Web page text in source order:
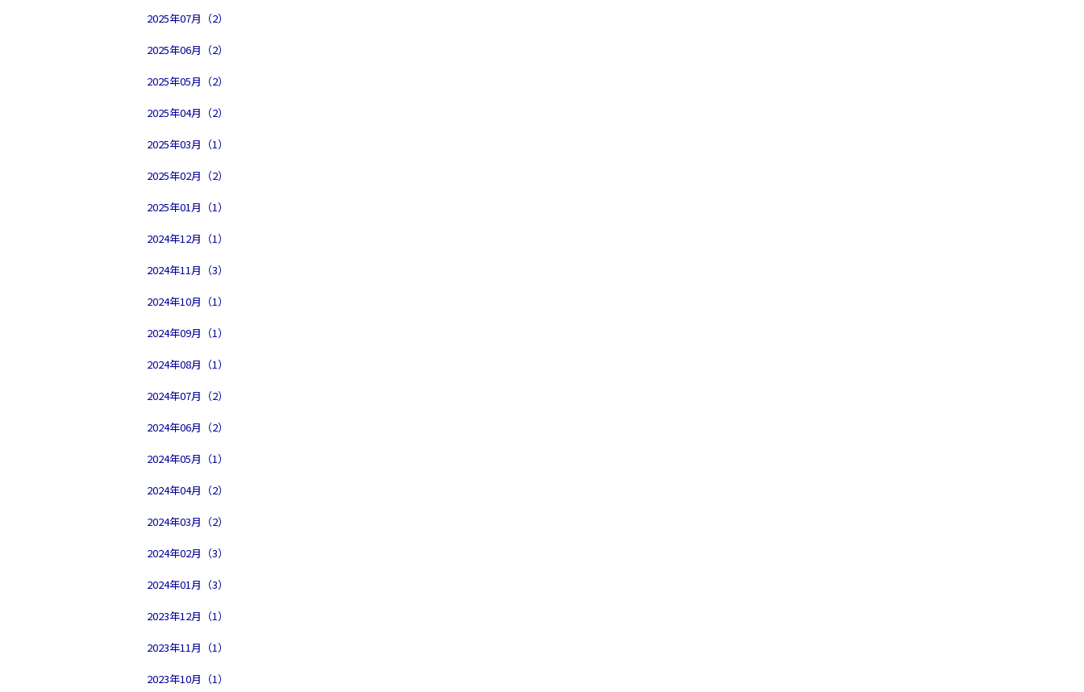
2025年07月（2）
2025年06月（2）
2025年05月（2）
2025年04月（2）
2025年03月（1）
2025年02月（2）
2025年01月（1）
2024年12月（1）
2024年11月（3）
2024年10月（1）
2024年09月（1）
2024年08月（1）
2024年07月（2）
2024年06月（2）
2024年05月（1）
2024年04月（2）
2024年03月（2）
2024年02月（3）
2024年01月（3）
2023年12月（1）
2023年11月（1）
2023年10月（1）